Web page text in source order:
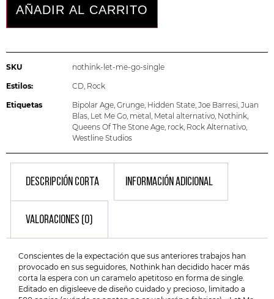
AÑADIR AL CARRITO
SKU nothink-let-me-go-single
Estilos: CD Rock
Etiquetas Bipolar Age Grunge Hidden State Joe Barresi Juan
Blas Let Me Go metal Metal alternativo Nothink
Queens Of The Stone Age rock Rock Alternativo
Westline Studios
DESCRIPCIÓN CORTA INFORMACIÓN ADICIONAL
VALORACIONES (0)
Conscientes de la expectación que sus anteriores trabajos han
provocado en sus seguidores, Nothink han decidido hacer más
corta la espera con un caramelo apetitoso en forma de single.
Editado en digisleeve de diseño cuidado y precioso, limitado a